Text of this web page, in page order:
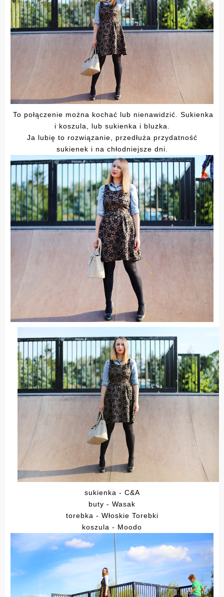
To połączenie można kochać lub nienawidzić. Sukienka
i koszula, lub sukienka i bluzka.
Ja lubię to rozwiązanie, przedłuża przydatność
sukienek i na chłodniejsze dni.
sukienka - C&A
buty - Wasak
torebka - Włoskie Torebki
koszula - Moodo